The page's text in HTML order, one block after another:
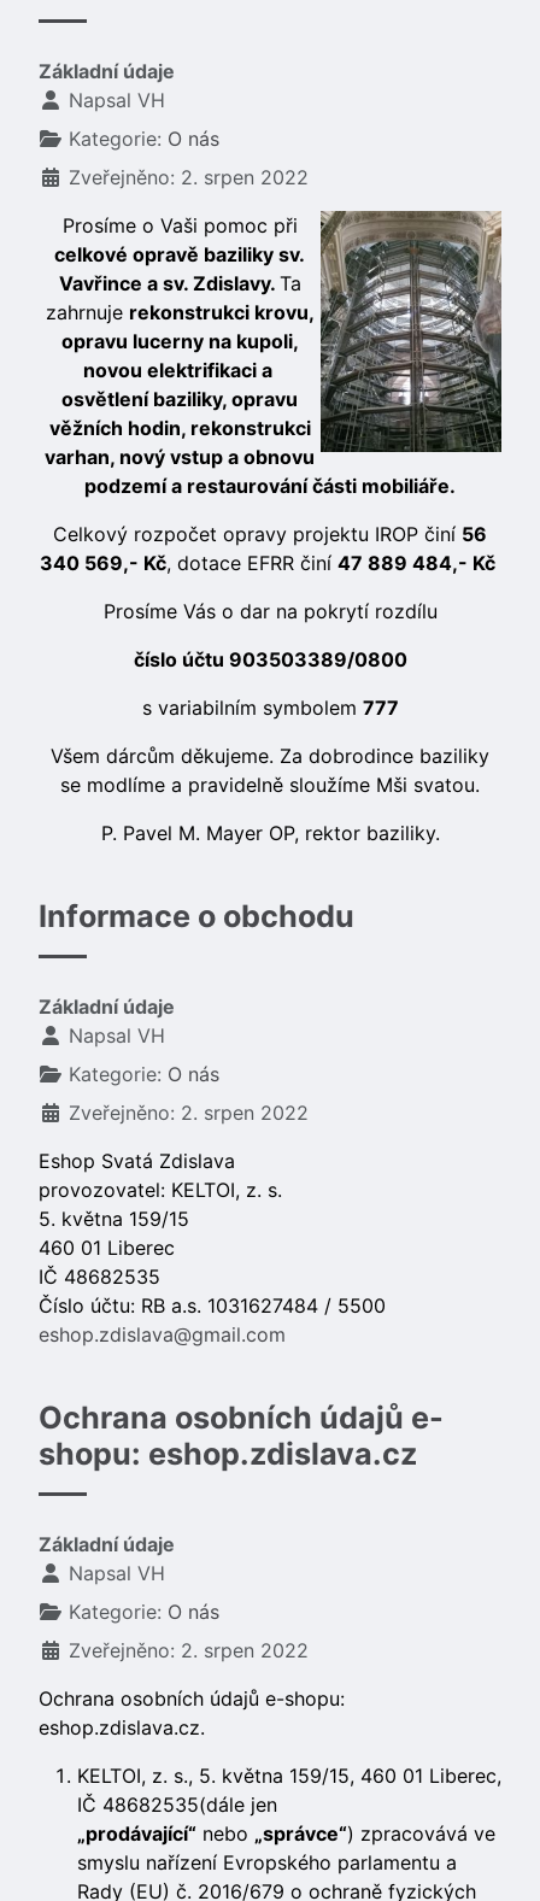
Základní údaje
Napsal VH
Kategorie: O nás
Zveřejněno: 2. srpen 2022
Prosíme o Vaši pomoc při
celkové opravě baziliky sv.
Vavřince a sv. Zdislavy. Ta
zahrnuje rekonstrukci krovu,
opravu lucerny na kupoli,
novou elektrifikaci a
osvětlení baziliky, opravu
věžních hodin, rekonstrukci
varhan, nový vstup a obnovu
podzemí a restaurování části mobiliáře.
Celkový rozpočet opravy projektu IROP činí 56
340 569,- Kč, dotace EFRR činí 47 889 484,- Kč
Prosíme Vás o dar na pokrytí rozdílu
číslo účtu 903503389/0800
s variabilním symbolem 777
Všem dárcům děkujeme. Za dobrodince baziliky
se modlíme a pravidelně sloužíme Mši svatou.
P. Pavel M. Mayer OP, rektor baziliky.
Informace o obchodu
Základní údaje
Napsal VH
Kategorie: O nás
Zveřejněno: 2. srpen 2022
Eshop Svatá Zdislava
provozovatel: KELTOI, z. s.
5. května 159/15
460 01 Liberec
IČ 48682535
Číslo účtu: RB a.s. 1031627484 / 5500
eshop.zdislava@gmail.com
Ochrana osobních údajů e-
shopu: eshop.zdislava.cz
Základní údaje
Napsal VH
Kategorie: O nás
Zveřejněno: 2. srpen 2022
Ochrana osobních údajů e-shopu:
eshop.zdislava.cz.
KELTOI, z. s., 5. května 159/15, 460 01 Liberec,
IČ 48682535(dále jen
„prodávající“ nebo „správce“) zpracovává ve
smyslu nařízení Evropského parlamentu a
Rady (EU) č. 2016/679 o ochraně fyzických